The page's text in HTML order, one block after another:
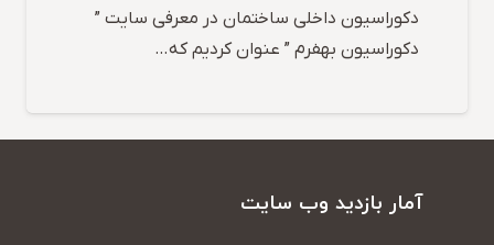
دکوراسیون داخلی ساختمان در معرفی سایت ”
دکوراسیون بهفرم ” عنوان کردیم که…
آمار بازدید وب سایت